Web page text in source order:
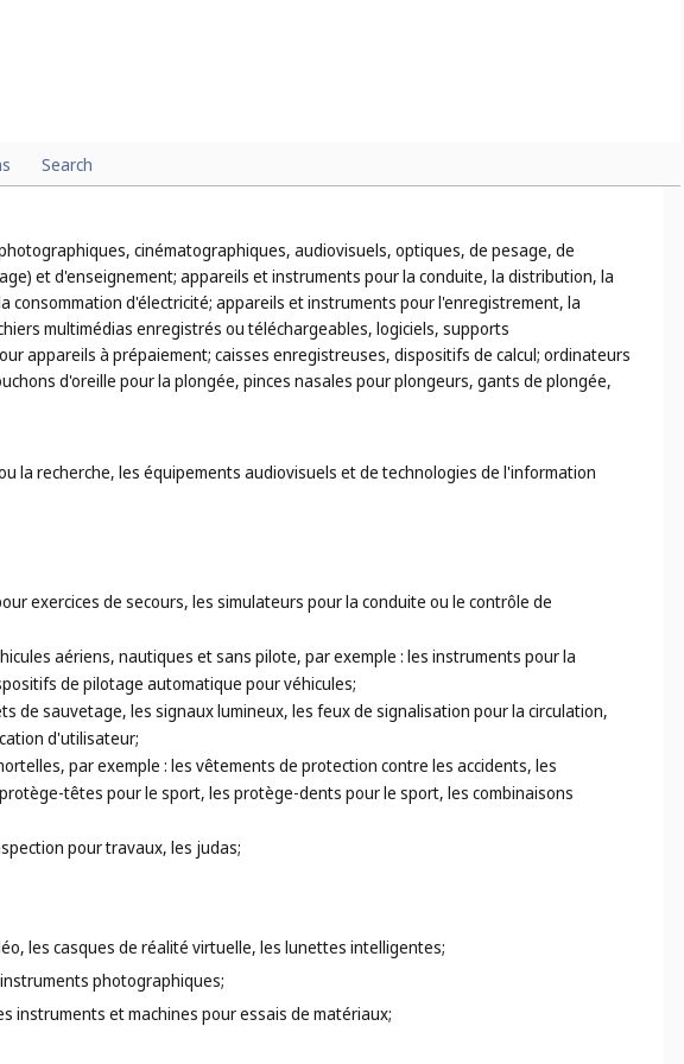
Search
cinématographiques, audiovisuels, optiques, de pesage, de
et d'enseignement; appareils et instruments pour la conduite, la distribution, la
d'électricité; appareils et instruments pour l'enregistrement, la
multimédias enregistrés ou téléchargeables, logiciels, supports
appareils à prépaiement; caisses enregistreuses, dispositifs de calcul; ordinateurs
d'oreille pour la plongée, pinces nasales pour plongeurs, gants de plongée,
la recherche, les équipements audiovisuels et de technologies de l'information
exercices de secours, les simulateurs pour la conduite ou le contrôle de
aériens, nautiques et sans pilote, par exemple : les instruments pour la
de pilotage automatique pour véhicules;
de sauvetage, les signaux lumineux, les feux de signalisation pour la circulation,
d'utilisateur;
par exemple : les vêtements de protection contre les accidents, les
têtes pour le sport, les protège-dents pour le sport, les combinaisons
pour travaux, les judas;
les casques de réalité virtuelle, les lunettes intelligentes;
photographiques;
instruments et machines pour essais de matériaux;